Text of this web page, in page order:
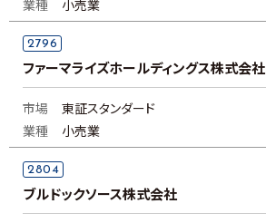
業種
小売業
2796
ファーマライズホールディングス株式会社
市場
東証スタンダード
業種
小売業
2804
ブルドックソース株式会社